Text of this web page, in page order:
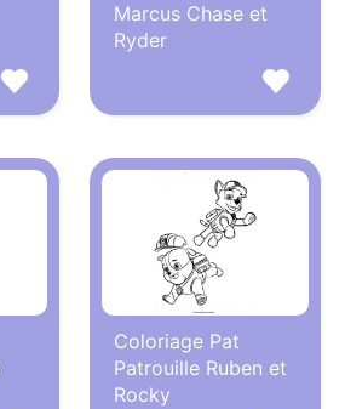
Marcus Chase et
Ryder
Coloriage Pat
Patrouille Ruben et
Rocky